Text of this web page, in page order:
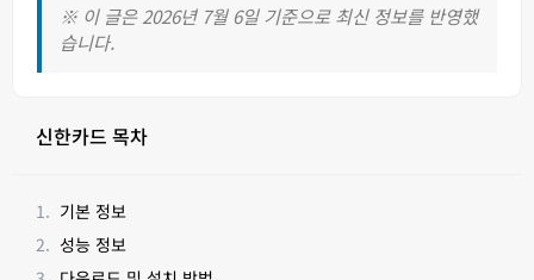
※ 이 글은 2026년 7월 6일 기준으로 최신 정보를 반영했
습니다.
신한카드 목차
기본 정보
성능 정보